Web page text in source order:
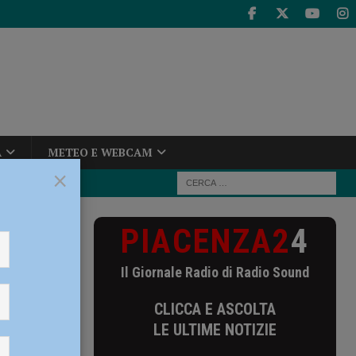
METEO E WEBCAM
pass, la
PIACENZA24
Il Giornale Radio di Radio Sound
CLICCA E ASCOLTA
LE ULTIME NOTIZIE
×